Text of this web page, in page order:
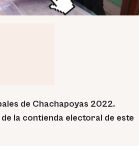
de Chachapoyas 2022.
la contienda electoral de este